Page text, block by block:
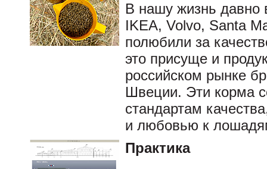
В нашу жизнь давно
IKEA, Volvo, Santa
полюбили за
это присуще и
российском рынке
Швеции. Эти корма
стандартам
и любовью к
Практика